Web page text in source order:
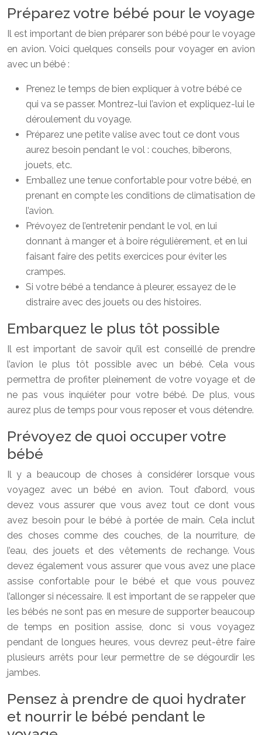
Préparez votre bébé pour le voyage
Il est important de bien préparer son bébé pour le voyage
en avion. Voici quelques conseils pour voyager en avion
avec un bébé :
Prenez le temps de bien expliquer à votre bébé ce
qui va se passer. Montrez-lui l’avion et expliquez-lui le
déroulement du voyage.
Préparez une petite valise avec tout ce dont vous
aurez besoin pendant le vol : couches, biberons,
jouets, etc.
Emballez une tenue confortable pour votre bébé, en
prenant en compte les conditions de climatisation de
l’avion.
Prévoyez de l’entretenir pendant le vol, en lui
donnant à manger et à boire régulièrement, et en lui
faisant faire des petits exercices pour éviter les
crampes.
Si votre bébé a tendance à pleurer, essayez de le
distraire avec des jouets ou des histoires.
Embarquez le plus tôt possible
Il est important de savoir qu’il est conseillé de prendre
l’avion le plus tôt possible avec un bébé. Cela vous
permettra de profiter pleinement de votre voyage et de
ne pas vous inquiéter pour votre bébé. De plus, vous
aurez plus de temps pour vous reposer et vous détendre.
Prévoyez de quoi occuper votre
bébé
Il y a beaucoup de choses à considérer lorsque vous
voyagez avec un bébé en avion. Tout d’abord, vous
devez vous assurer que vous avez tout ce dont vous
avez besoin pour le bébé à portée de main. Cela inclut
des choses comme des couches, de la nourriture, de
l’eau, des jouets et des vêtements de rechange. Vous
devez également vous assurer que vous avez une place
assise confortable pour le bébé et que vous pouvez
l’allonger si nécessaire. Il est important de se rappeler que
les bébés ne sont pas en mesure de supporter beaucoup
de temps en position assise, donc si vous voyagez
pendant de longues heures, vous devrez peut-être faire
plusieurs arrêts pour leur permettre de se dégourdir les
jambes.
Pensez à prendre de quoi hydrater
et nourrir le bébé pendant le